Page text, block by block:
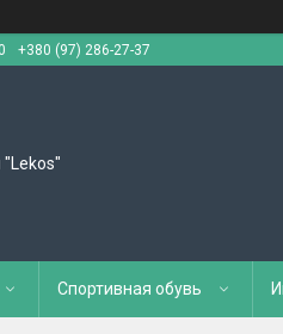
+380 (97) 286-27-37
"Lekos"
Спортивная обувь